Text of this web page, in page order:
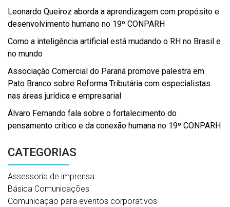
Leonardo Queiroz aborda a aprendizagem com propósito e
desenvolvimento humano no 19º CONPARH
Como a inteligência artificial está mudando o RH no Brasil e
no mundo
Associação Comercial do Paraná promove palestra em
Pato Branco sobre Reforma Tributária com especialistas
nas áreas jurídica e empresarial
Álvaro Fernando fala sobre o fortalecimento do
pensamento crítico e da conexão humana no 19º CONPARH
CATEGORIAS
Assessoria de imprensa
Básica Comunicações
Comunicação para eventos corporativos